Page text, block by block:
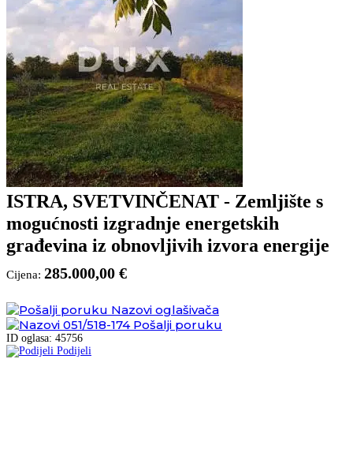
ISTRA, SVETVINČENAT - Zemljište s
mogućnosti izgradnje energetskih
građevina iz obnovljivih izvora energije
Cijena: 285.000,00 €
Nazovi oglašivača
051/518-174 Pošalji poruku
ID oglasa: 45756
Podijeli